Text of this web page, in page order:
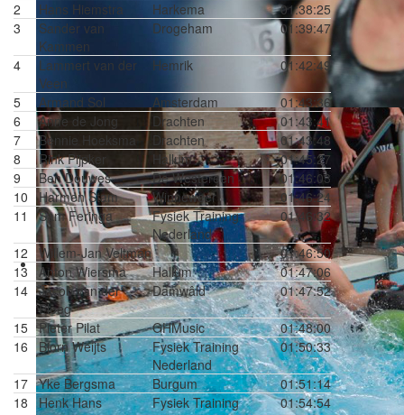
2
Hans Hiemstra Harkema
01:38:25
3
Sander van
Kammen
Drogeham 01:39:47
4
Lammert van der
Veen
Hemrik 01:42:49
5 Armand Sol Amsterdam
01:43:36
6
Anne de Jong Drachten
01:43:41
7
Bennie Hoeksma Drachten
01:43:48
8
Rink Pijpker Hallum
01:45:27
9
Ben Douwes De Westereen
01:46:03
10
Harmen Stam Winneweer
01:46:24
11
Sam Feringa
Fysiek Training
Nederland
01:46:32
12 Willem-Jan Veltman
01:46:50
13
Anton Wiersma Hallum
01:47:06
14 Jacob van der
Ploeg
Damwâld 01:47:52
15 Pieter Pilat GHMusic
01:48:00
16
Bjorn Weijts
Fysiek Training
Nederland
01:50:33
17 Yke Bergsma Burgum
01:51:14
18
Henk Hans
Fysiek Training
01:54:54